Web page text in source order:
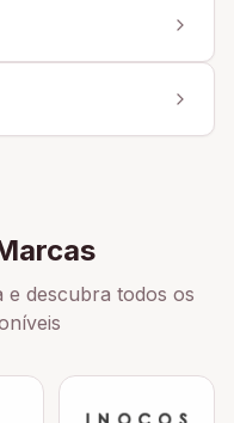
e descubra todos os